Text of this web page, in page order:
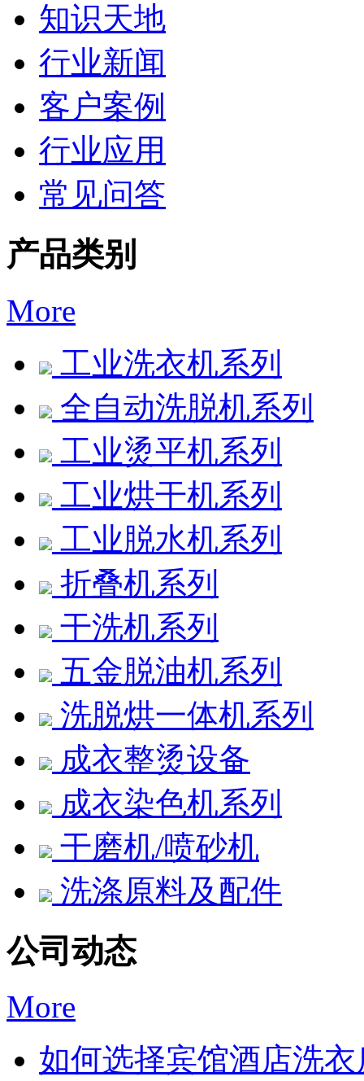
知识天地
行业新闻
客户案例
行业应用
常见问答
产品类别
More
工业洗衣机系列
全自动洗脱机系列
工业烫平机系列
工业烘干机系列
工业脱水机系列
折叠机系列
干洗机系列
五金脱油机系列
洗脱烘一体机系列
成衣整烫设备
成衣染色机系列
干磨机/喷砂机
洗涤原料及配件
公司动态
More
如何选择宾馆酒店洗衣